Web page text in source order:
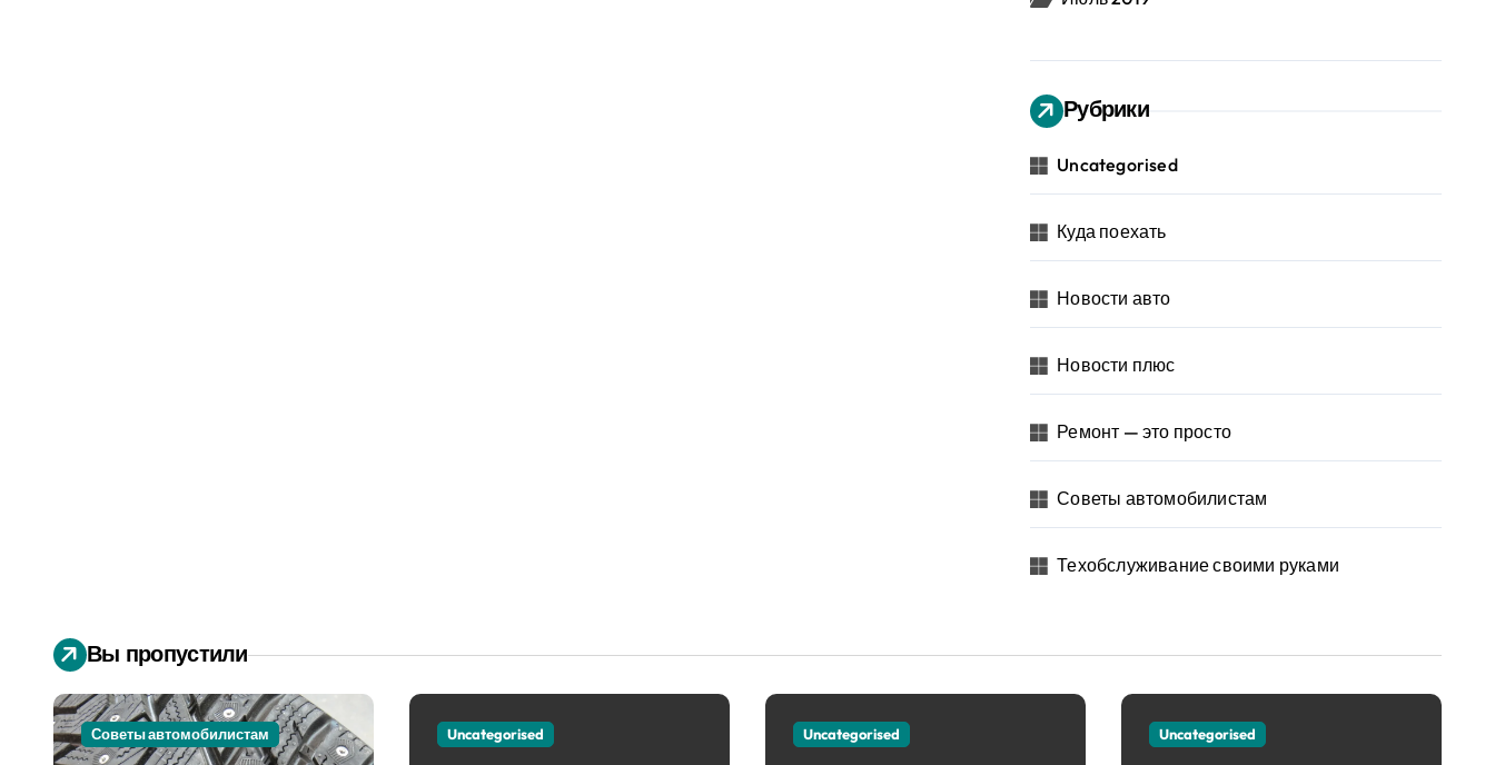
Рубрики
Uncategorised
Куда поехать
Новости авто
Новости плюс
Ремонт — это просто
Советы автомобилистам
Техобслуживание своими руками
Вы пропустили
Советы автомобилистам Uncategorised Uncategorised Uncategorised